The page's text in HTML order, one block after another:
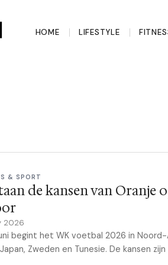
HOME LIFESTYLE
& SPORT
de kansen van Oranje
2026
begint het WK voetbal 2026 in
Zweden en Tunesie. De kansen